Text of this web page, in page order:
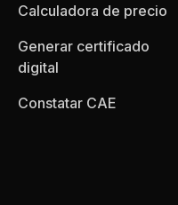
Calculadora de precio
Generar certificado
digital
Constatar CAE